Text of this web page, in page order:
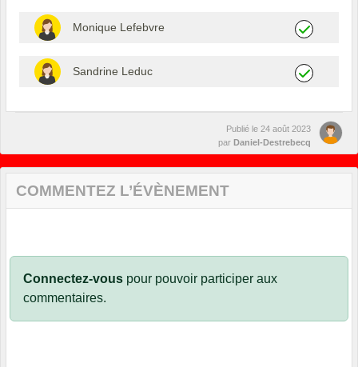
Monique Lefebvre
Sandrine Leduc
Publié le 24 août 2023
par Daniel-Destrebecq
COMMENTEZ L’ÉVÈNEMENT
Connectez-vous pour pouvoir participer aux
commentaires.